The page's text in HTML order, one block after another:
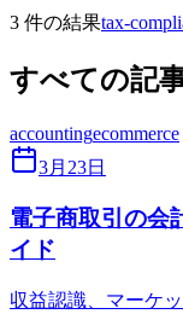
3 件の結果tax-
すべての記
accountingecommerce
3月23日
電子商取引の会
イド
収益認識、マーケ